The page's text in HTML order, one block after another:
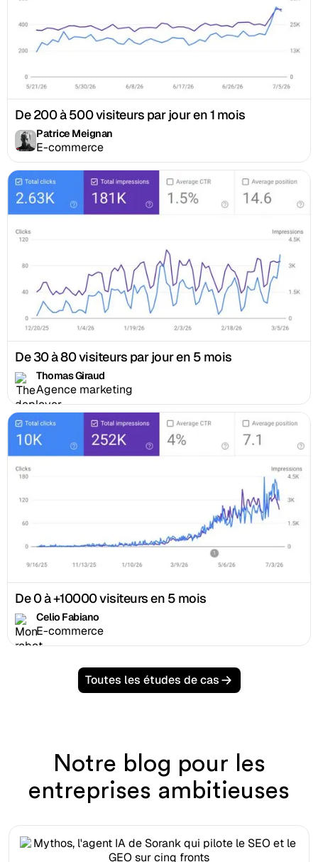
De 200 à 500 visiteurs par jour en 1 mois
Patrice Meignan
E-commerce
De 30 à 80 visiteurs par jour en 5 mois
Thomas Giraud
Agence marketing
De 0 à +10000 visiteurs en 5 mois
Celio Fabiano
E-commerce
Toutes les études de cas
Notre blog pour les
entreprises ambitieuses